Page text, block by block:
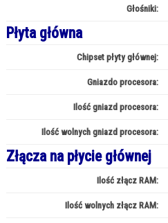
Głośniki:
Płyta główna
Chipset płyty głównej:
Gniazdo procesora:
Ilość gniazd procesora:
Ilość wolnych gniazd procesora:
Złącza na płycie głównej
Ilość złącz RAM:
Ilość wolnych złącz RAM: